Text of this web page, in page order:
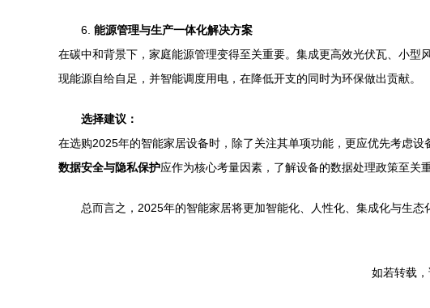
6. 能源管理与生产一体化解决方案
在碳中和背景下，家庭能源管理变得至关重要。集成更高效光伏瓦、小
现能源自给自足，并智能调度用电，在降低开支的同时为环保做出贡献。
选择建议：
在选购2025年的智能家居设备时，除了关注其单项功能，更应优先考虑设
数据安全与隐私保护应作为核心考量因素，了解设备的数据处理政策至关
总而言之，2025年的智能家居将更加智能化、人性化、集成化与生
如若转载